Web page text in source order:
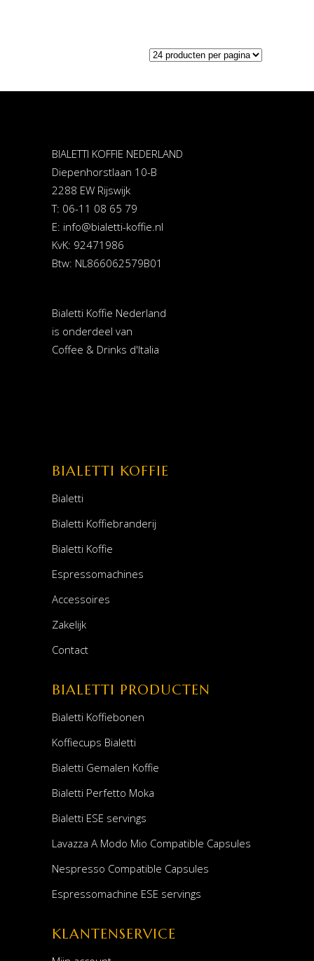
BIALETTI KOFFIE NEDERLAND
Diepenhorstlaan 10-B
2288 EW Rijswijk
T: 06-11 08 65 79
E: info@bialetti-koffie.nl
KvK: 92471986
Btw: NL866062579B01
Bialetti Koffie Nederland
is onderdeel van
Coffee & Drinks d'Italia
BIALETTI KOFFIE
Bialetti
Bialetti Koffiebranderij
Bialetti Koffie
Espressomachines
Accessoires
Zakelijk
Contact
BIALETTI PRODUCTEN
Bialetti Koffiebonen
Koffiecups Bialetti
Bialetti Gemalen Koffie
Bialetti Perfetto Moka
Bialetti ESE servings
Lavazza A Modo Mio Compatible Capsules
Nespresso Compatible Capsules
Espressomachine ESE servings
KLANTENSERVICE